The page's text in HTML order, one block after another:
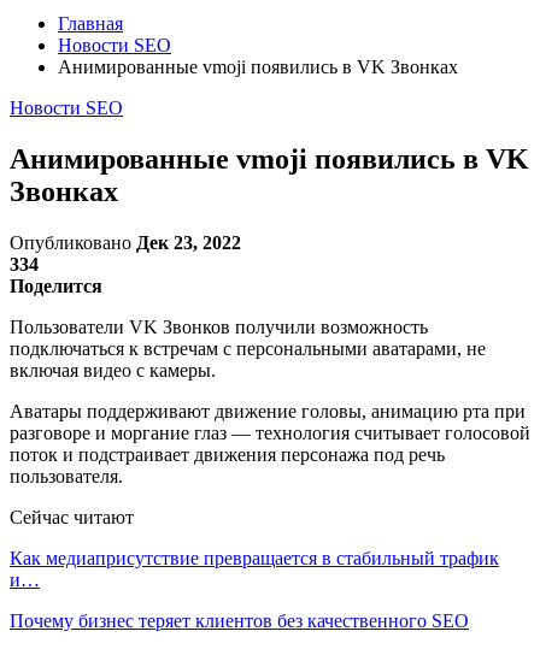
Главная
Новости SEO
Анимированные vmoji появились в VK Звонках
Новости SEO
Анимированные vmoji появились в VK
Звонках
Опубликовано Дек 23, 2022
334
Поделится
Пользователи VK Звонков получили возможность
подключаться к встречам с персональными аватарами, не
включая видео с камеры.
Аватары поддерживают движение головы, анимацию рта при
разговоре и моргание глаз — технология считывает голосовой
поток и подстраивает движения персонажа под речь
пользователя.
Сейчас читают
Как медиаприсутствие превращается в стабильный трафик
и…
Почему бизнес теряет клиентов без качественного SEO